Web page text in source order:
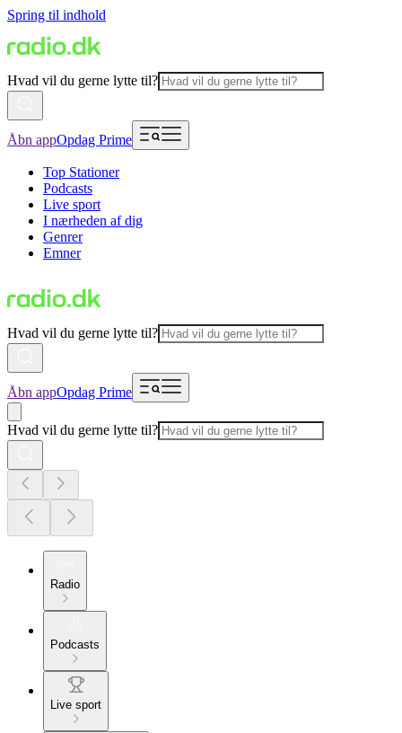
Spring til indhold
Hvad vil du gerne lytte til?
Åbn appOpdag Prime
Top Stationer
Podcasts
Live sport
I nærheden af dig
Genrer
Emner
Hvad vil du gerne lytte til?
Åbn appOpdag Prime
Hvad vil du gerne lytte til?
Radio
Podcasts
Live sport